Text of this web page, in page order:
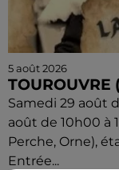
5 août 2026
TOUROUVRE
Samedi 29 août
août de 10h00 à
Perche, Orne),
Entrée...